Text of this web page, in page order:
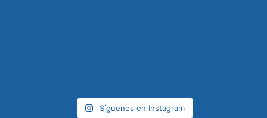
Síguenos en Instagram